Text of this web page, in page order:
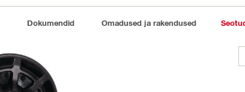
Dokumendid Omadused ja rakendused